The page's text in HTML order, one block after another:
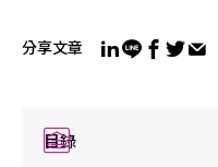
分享文章
目錄